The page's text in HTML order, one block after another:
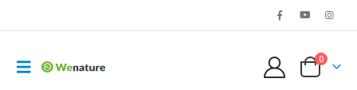
0